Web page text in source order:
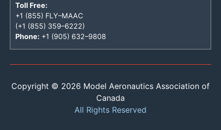
Toll Free:
+1 (855) FLY–MAAC
(+1 (855) 359–6222)
Phone: +1 (905) 632–9808
Copyright © 2026 Model Aeronautics Association of
Canada
All Rights Reserved